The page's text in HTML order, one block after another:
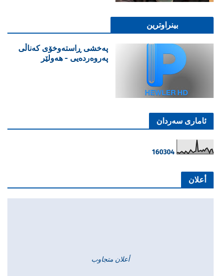
بینراوترین
پەخشی ڕاستەوخۆی کەناڵی
پەروەردەیی - هەولێر
ئاماری سەردان
160304
أعلان
أعلان متجاوب